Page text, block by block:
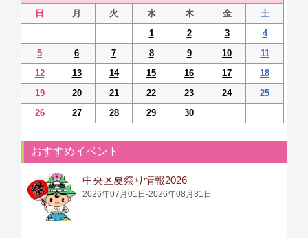
日
月 火 水 木 金
土
1
2 3
4
5
6 7 8 9 10
11
12
13 14 15 16 17
18
19
20 21 22 23 24
25
26
27 28 29 30
おすすめイベント
中央区夏祭り情報2026
2026年07月01日-2026年08月31日